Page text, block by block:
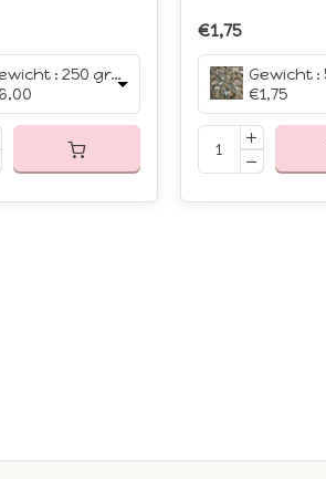
Gewicht : 250 gram
€1,75
Gewicht :
€1,75